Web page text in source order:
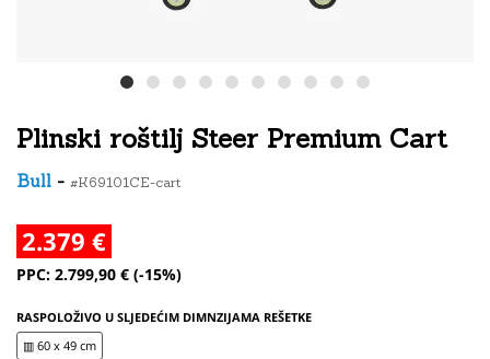
Plinski roštilj Steer Premium Cart
Bull - #K69101CE-cart
2.379 €
PPC: 2.799,90 € (-15%)
RASPOLOŽIVO U SLJEDEĆIM DIMNZIJAMA REŠETKE
▥ 60 x 49 cm